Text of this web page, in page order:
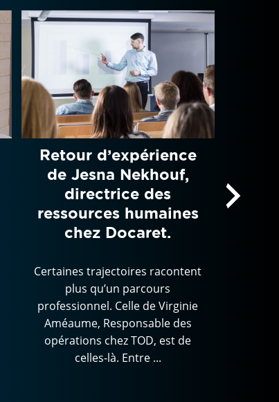
Retour d’expérience
de Jesna Nekhouf,
directrice des
ressources humaines
chez Docaret.
Certaines trajectoires racontent
plus qu’un parcours
professionnel. Celle de Virginie
Améaume, Responsable des
opérations chez TOD, est de
celles-là. Entre ...